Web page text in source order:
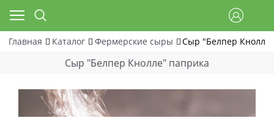
Главная Каталог Фермерские сыры Сыр "Белпер
Сыр "Белпер Кнолле" паприка